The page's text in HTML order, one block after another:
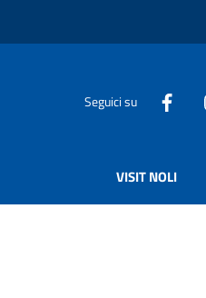
Seguici su
VISIT NOLI